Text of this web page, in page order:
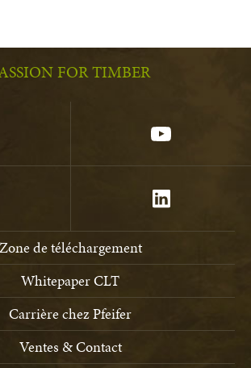
FOR TIMBER
Zone de téléchargement
Whitepaper CLT
Carrière chez Pfeifer
Ventes & Contact